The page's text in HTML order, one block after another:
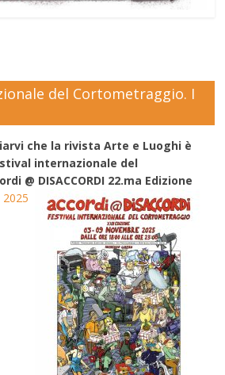
del Cortometraggio. I
che la rivista Arte e Luoghi è
internazionale del
@ DISACCORDI 22.ma Edizione